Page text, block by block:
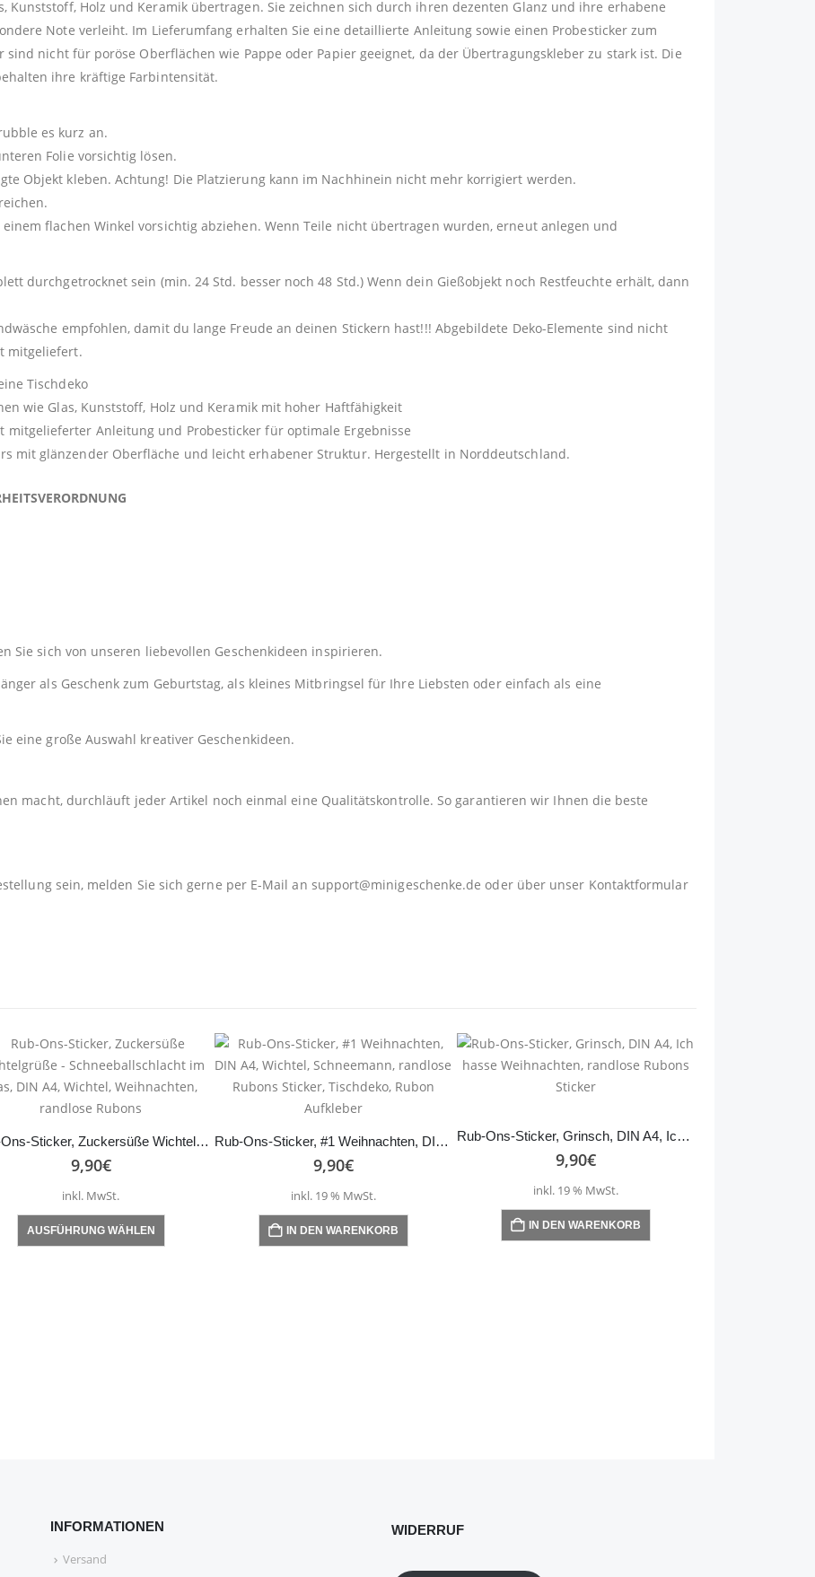
Kunststoff, Holz und Keramik übertragen. Sie zeichnen sich durch ihren dezenten Glanz und ihre erhabene
Note verleiht. Im Lieferumfang erhalten Sie eine detaillierte Anleitung sowie einen Probesticker zum
sind nicht für poröse Oberflächen wie Pappe oder Papier geeignet, da der Übertragungskleber zu stark ist. Die
ihre kräftige Farbintensität.
es kurz an.
Folie vorsichtig lösen.
Objekt kleben. Achtung! Die Platzierung kann im Nachhinein nicht mehr korrigiert werden.
flachen Winkel vorsichtig abziehen. Wenn Teile nicht übertragen wurden, erneut anlegen und
durchgetrocknet sein (min. 24 Std. besser noch 48 Std.) Wenn dein Gießobjekt noch Restfeuchte erhält, dann
empfohlen, damit du lange Freude an deinen Stickern hast!!! Abgebildete Deko-Elemente sind nicht
mitgeliefert.
Tischdeko
wie Glas, Kunststoff, Holz und Keramik mit hoher Haftfähigkeit
mitgelieferter Anleitung und Probesticker für optimale Ergebnisse
mit glänzender Oberfläche und leicht erhabener Struktur. Hergestellt in Norddeutschland.
Sie sich von unseren liebevollen Geschenkideen inspirieren.
als Geschenk zum Geburtstag, als kleines Mitbringsel für Ihre Liebsten oder einfach als eine
eine große Auswahl kreativer Geschenkideen.
macht, durchläuft jeder Artikel noch einmal eine Qualitätskontrolle. So garantieren wir Ihnen die beste
sein, melden Sie sich gerne per E-Mail an support@minigeschenke.de oder über unser Kontaktformular
Rub-Ons-Sticker, Zuckersüße Wichtelgrüße – Schneeballschlacht im Glas, DIN A4, Wichtel, Weihnachten, randlose Rubons
9,90€
inkl. MwSt.
AUSFÜHRUNG WÄHLEN
Dieses Produkt weist mehrere Varianten auf. Die Optionen können auf der Produktseite gewählt werden
Rub-Ons-Sticker, #1 Weihnachten, DIN A4, Wichtel, Schneemann, randlose Rubons Sticker, Tischdeko, Rubon Aufkleber
9,90€
inkl. 19 % MwSt.
IN DEN WARENKORB
Rub-Ons-Sticker, Grinsch, DIN A4, Ich hasse Weihnachten, randlose Rubons Sticker
9,90€
inkl. 19 % MwSt.
IN DEN WARENKORB
INFORMATIONEN
Versand
WIDERRUF